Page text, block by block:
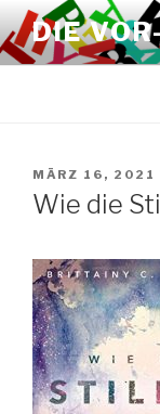
Zum
Inhalt
springen
DIE
AM
MÄRZ 16, 2021
Wie die